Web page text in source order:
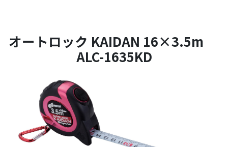
オートロック KAIDAN 16×3.5m
ALC-1635KD